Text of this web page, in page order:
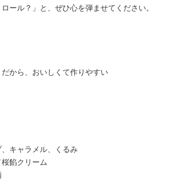
ール？」と、ぜひ心を弾ませてください。
から、おいしくて作りやすい
キャラメル、くるみ
餡クリーム